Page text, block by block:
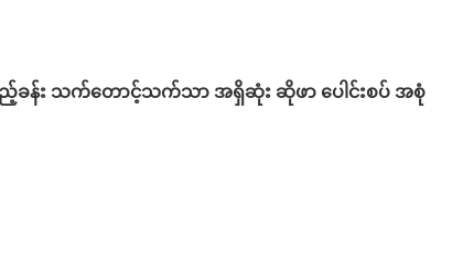
ခန်း သက်တောင့်သက်သာ အရှိဆုံး ဆိုဖာ ပေါင်းစပ် အစုံ